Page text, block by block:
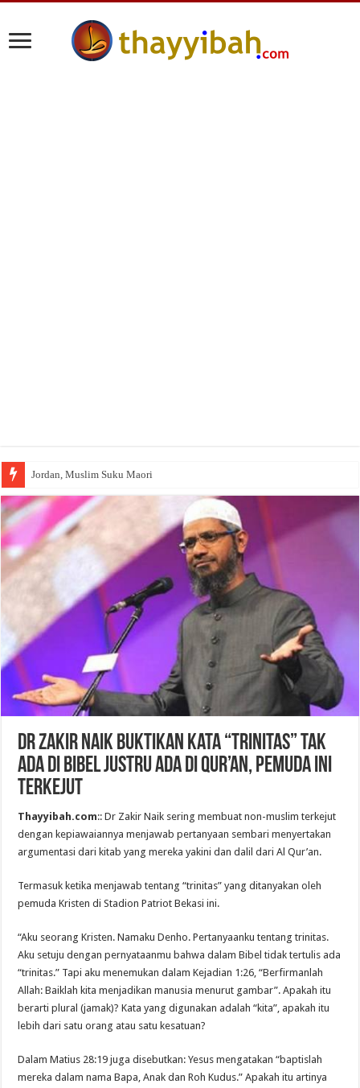
Jordan, Muslim Suku Maori
Dr Zakir Naik Buktikan Kata “Trinitas” Tak
Ada di Bibel Justru Ada di Qur’an, Pemuda Ini
Terkejut
Thayyibah.com:: Dr Zakir Naik sering membuat non-muslim terkejut
dengan kepiawaiannya menjawab pertanyaan sembari menyertakan
argumentasi dari kitab yang mereka yakini dan dalil dari Al Qur’an.
Termasuk ketika menjawab tentang “trinitas” yang ditanyakan oleh
pemuda Kristen di Stadion Patriot Bekasi ini.
“Aku seorang Kristen. Namaku Denho. Pertanyaanku tentang trinitas.
Aku setuju dengan pernyataanmu bahwa dalam Bibel tidak tertulis ada
“trinitas.” Tapi aku menemukan dalam Kejadian 1:26, “Berfirmanlah
Allah: Baiklah kita menjadikan manusia menurut gambar”. Apakah itu
berarti plural (jamak)? Kata yang digunakan adalah “kita”, apakah itu
lebih dari satu orang atau satu kesatuan?
Dalam Matius 28:19 juga disebutkan: Yesus mengatakan “baptislah
mereka dalam nama Bapa, Anak dan Roh Kudus.” Apakah itu artinya